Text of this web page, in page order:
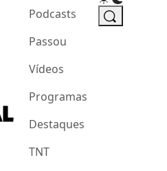
Podcasts
Passou
Vídeos
Programas
Destaques
TNT